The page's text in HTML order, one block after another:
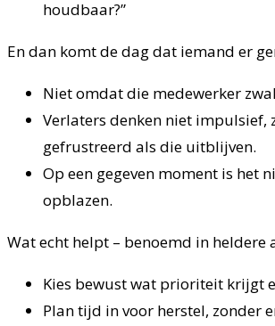
houdbaar?”
En dan komt de dag dat iemand er
Niet omdat die medewerker
Verlaters denken niet impulsief,
gefrustreerd als die uitblijven.
Op een gegeven moment is het
opblazen.
Wat echt helpt – benoemd in heldere
Kies bewust wat prioriteit krijgt
Plan tijd in voor herstel, zonder